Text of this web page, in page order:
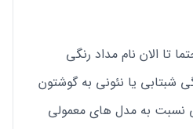
تا الان نام مداد رنگی
شبتابی یا نئونی به گوشتون
نسبت به مدل های معمولی